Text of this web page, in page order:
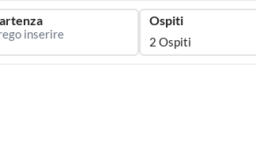
Ospiti
2 Ospiti